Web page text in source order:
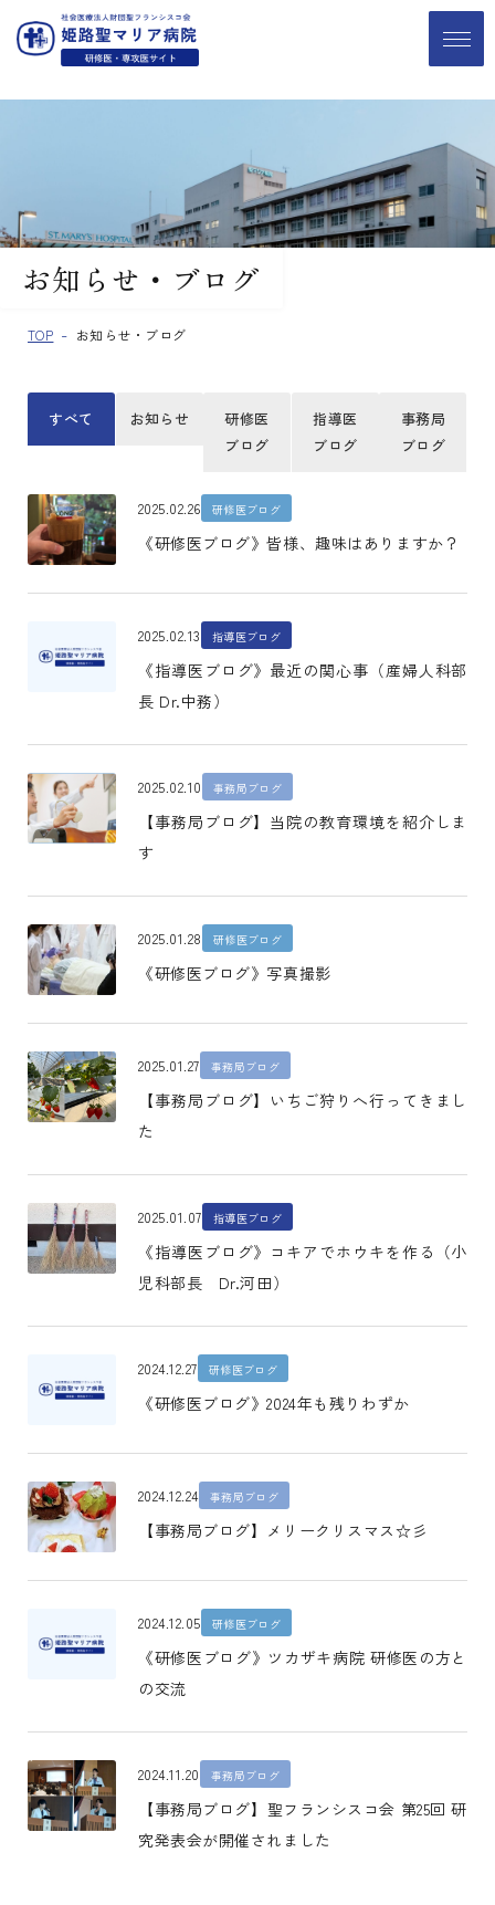
お知らせ・ブログ
TOP お知らせ・ブログ
すべて お知らせ
研修医
ブログ
指導医
ブログ
事務局
ブログ
2025.02.26 研修医ブログ
《研修医ブログ》皆様、趣味はありますか？
2025.02.13 指導医ブログ
《指導医ブログ》最近の関心事（産婦人科部
長 Dr.中務）
2025.02.10 事務局ブログ
【事務局ブログ】当院の教育環境を紹介しま
す
2025.01.28 研修医ブログ
《研修医ブログ》写真撮影
2025.01.27 事務局ブログ
【事務局ブログ】いちご狩りへ行ってきまし
た
2025.01.07 指導医ブログ
《指導医ブログ》コキアでホウキを作る（小
児科部長 Dr.河田）
2024.12.27 研修医ブログ
《研修医ブログ》2024年も残りわずか
2024.12.24 事務局ブログ
【事務局ブログ】メリークリスマス☆彡
2024.12.05 研修医ブログ
《研修医ブログ》ツカザキ病院 研修医の方と
の交流
2024.11.20 事務局ブログ
【事務局ブログ】聖フランシスコ会 第25回 研
究発表会が開催されました